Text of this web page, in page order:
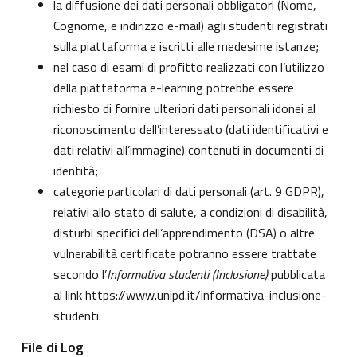
la diffusione dei dati personali obbligatori (Nome,
Cognome, e indirizzo e-mail) agli studenti registrati
sulla piattaforma e iscritti alle medesime istanze;
nel caso di esami di profitto realizzati con l’utilizzo
della piattaforma e-learning potrebbe essere
richiesto di fornire ulteriori dati personali idonei al
riconoscimento dell’interessato (dati identificativi e
dati relativi all’immagine) contenuti in documenti di
identità;
categorie particolari di dati personali (art. 9 GDPR),
relativi allo stato di salute, a condizioni di disabilità,
disturbi specifici dell’apprendimento (DSA) o altre
vulnerabilità certificate potranno essere trattate
secondo l’Informativa studenti (Inclusione)pubblicata
al linkhttps://www.unipd.it/informativa-inclusione-
studenti.
File di Log